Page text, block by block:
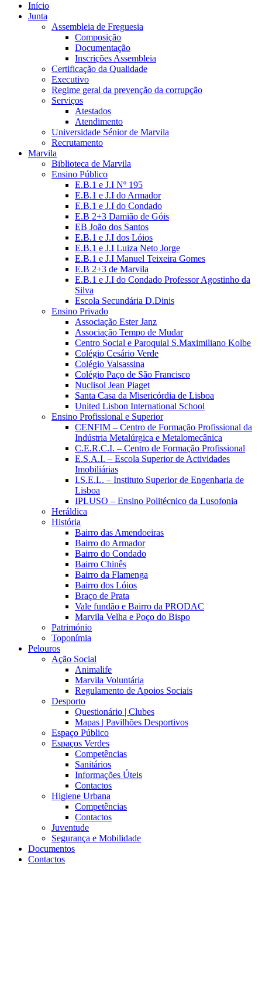
Início
Junta
Assembleia de Freguesia
Composição
Documentação
Inscrições Assembleia
Certificação da Qualidade
Executivo
Regime geral da prevenção da corrupção
Serviços
Atestados
Atendimento
Universidade Sénior de Marvila
Recrutamento
Marvila
Biblioteca de Marvila
Ensino Público
E.B.1 e J.I Nº 195
E.B.1 e J.I do Armador
E.B.1 e J.I do Condado
E.B 2+3 Damião de Góis
EB João dos Santos
E.B.1 e J.I dos Lóios
E.B.1 e J.I Luiza Neto Jorge
E.B.1 e J.I Manuel Teixeira Gomes
E.B 2+3 de Marvila
E.B.1 e J.I do Condado Professor Agostinho da
Silva
Escola Secundária D.Dinis
Ensino Privado
Associação Ester Janz
Associação Tempo de Mudar
Centro Social e Paroquial S.Maximiliano Kolbe
Colégio Cesário Verde
Colégio Valsassina
Colégio Paço de São Francisco
Nuclisol Jean Piaget
Santa Casa da Misericórdia de Lisboa
United Lisbon International School
Ensino Profissional e Superior
CENFIM – Centro de Formação Profissional da
Indústria Metalúrgica e Metalomecânica
C.E.R.C.I. – Centro de Formação Profissional
E.S.A.I. – Escola Superior de Actividades
Imobiliárias
I.S.E.L. – Instituto Superior de Engenharia de
Lisboa
IPLUSO – Ensino Politécnico da Lusofonia
Heráldica
História
Bairro das Amendoeiras
Bairro do Armador
Bairro do Condado
Bairro Chinês
Bairro da Flamenga
Bairro dos Lóios
Braço de Prata
Vale fundão e Bairro da PRODAC
Marvila Velha e Poço do Bispo
Património
Toponímia
Pelouros
Ação Social
Animalife
Marvila Voluntária
Regulamento de Apoios Sociais
Desporto
Questionário | Clubes
Mapas | Pavilhões Desportivos
Espaço Público
Espaços Verdes
Competências
Sanitários
Informações Úteis
Contactos
Higiene Urbana
Competências
Contactos
Juventude
Segurança e Mobilidade
Documentos
Contactos